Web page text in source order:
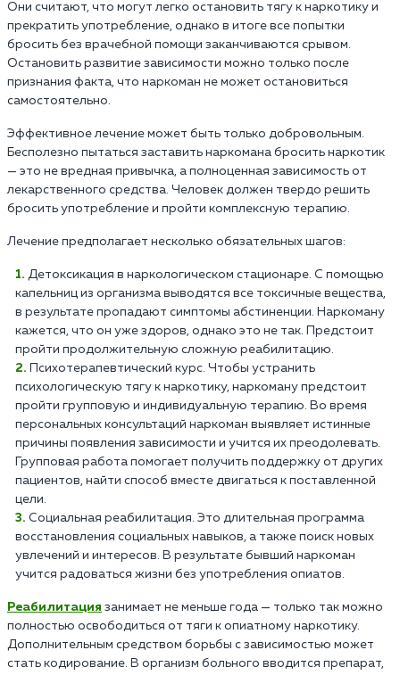
Они считают, что могут легко остановить тягу к наркотику и
прекратить употребление, однако в итоге все попытки
бросить без врачебной помощи заканчиваются срывом.
Остановить развитие зависимости можно только после
признания факта, что наркоман не может остановиться
самостоятельно.
Эффективное лечение может быть только добровольным.
Бесполезно пытаться заставить наркомана бросить наркотик
— это не вредная привычка, а полноценная зависимость от
лекарственного средства. Человек должен твердо решить
бросить употребление и пройти комплексную терапию.
Лечение предполагает несколько обязательных шагов:
Детоксикация в наркологическом стационаре. С помощью
капельниц из организма выводятся все токсичные вещества,
в результате пропадают симптомы абстиненции. Наркоману
кажется, что он уже здоров, однако это не так. Предстоит
пройти продолжительную сложную реабилитацию.
Психотерапевтический курс. Чтобы устранить
психологическую тягу к наркотику, наркоману предстоит
пройти групповую и индивидуальную терапию. Во время
персональных консультаций наркоман выявляет истинные
причины появления зависимости и учится их преодолевать.
Групповая работа помогает получить поддержку от других
пациентов, найти способ вместе двигаться к поставленной
цели.
Социальная реабилитация. Это длительная программа
восстановления социальных навыков, а также поиск новых
увлечений и интересов. В результате бывший наркоман
учится радоваться жизни без употребления опиатов.
Реабилитация занимает не меньше года — только так можно
полностью освободиться от тяги к опиатному наркотику.
Дополнительным средством борьбы с зависимостью может
стать кодирование. В организм больного вводится препарат,